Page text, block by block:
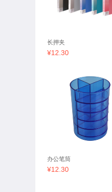
长押夹
¥12.30
办公笔筒
¥12.30